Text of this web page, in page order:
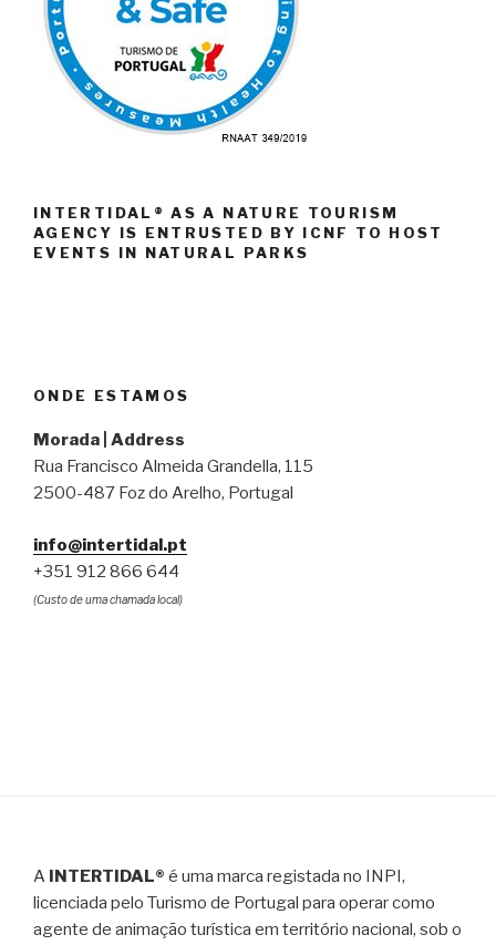
INTERTIDAL® AS A NATURE TOURISM
AGENCY IS ENTRUSTED BY ICNF TO HOST
EVENTS IN NATURAL PARKS
ONDE ESTAMOS
Morada | Address
Rua Francisco Almeida Grandella, 115
2500-487 Foz do Arelho, Portugal
info@intertidal.pt
+351 912 866 644
(Custo de uma chamada local)
A INTERTIDAL® é uma marca registada no INPI,
licenciada pelo Turismo de Portugal para operar como
agente de animação turística em território nacional, sob o